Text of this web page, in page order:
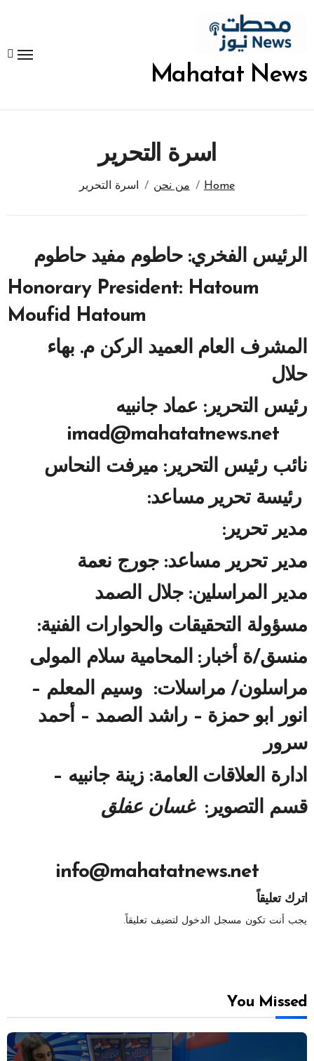
المحتوى
Mahatat News
اسرة التحرير
Home من نحن اسرة التحرير
الرئيس الفخري: حاطوم مفيد حاطوم
Honorary President: Hatoum
Moufid Hatoum
المشرف العام العميد الركن م. بهاء
حلال
رئيس التحرير: عماد جانبيه
نائب رئيس التحرير: ميرفت النحاس
رئيسة تحرير مساعد:
مدير تحرير:
مدير تحرير مساعد: جورج نعمة
مدير المراسلين: جلال الصمد
مسؤولة التحقيقات والحوارات الفنية:
منسق/ة أخبار: المحامية سلام المولى
مراسلون/ مراسلات:
وسيم المعلم –
انور ابو حمزة – راشد الصمد – أحمد
سرور
ادارة العلاقات العامة: زينة جانبيه –
قسم التصوير:غسان عفلق
info@mahatatnews.net
اترك تعليقاً
يجب أنت تكون مسجل الدخول لتضيف تعليقاً.
You Missed